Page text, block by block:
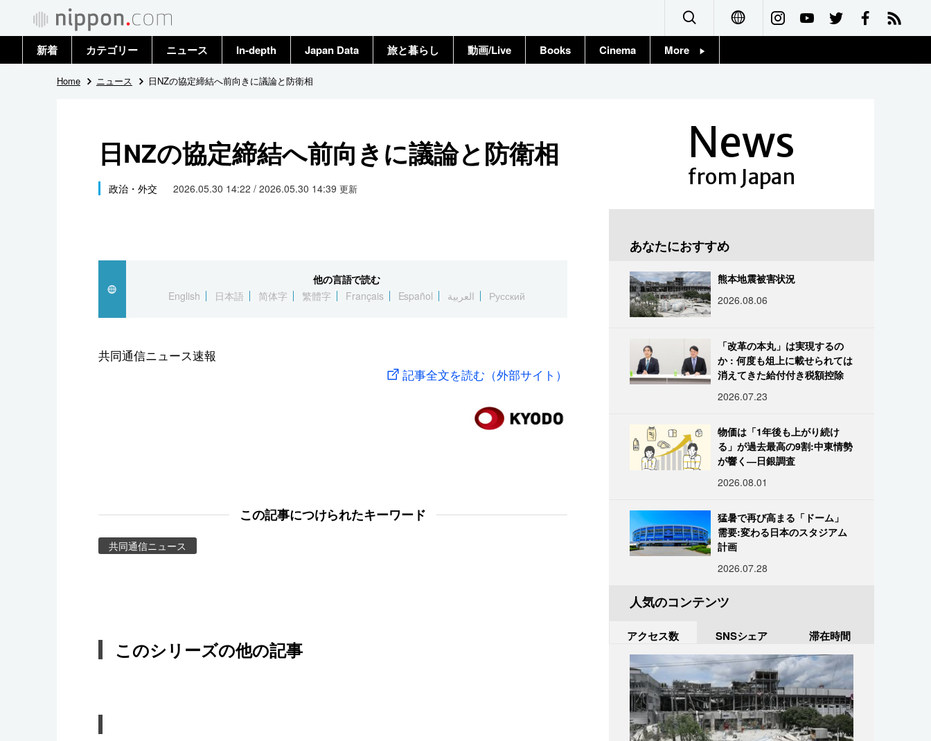
Français
新着 カテゴリー
政治・外交
国際
科学・技術
暮らし
ニュース
トップ
In-depth Japan Data 旅と暮らし 動画/Live Books Cinema More
Home ニュース 日NZの協定締結へ前向きに議論と防衛相
日NZの協定締結へ前向きに議論と防衛相
政治・外交 2026.05.30 14:22 / 2026.05.30 14:39 更新
他の言語で読む
English
日本語 简体字 繁體字 Français Español العربية Русский
共同通信ニュース速報
記事全文を読む（外部サイト）
この記事につけられたキーワード
共同通信ニュース
このシリーズの他の記事
News
from Japan
あなたにおすすめ
熊本地震被害状況
2026.08.06
「改革の本丸」は実現するの
か : 何度も俎上に載せられては
消えてきた給付付き税額控除
2026.07.23
物価は「1年後も上がり続け
る」が過去最高の9割:中東情勢
が響く―日銀調査
2026.08.01
猛暑で再び高まる「ドーム」
需要:変わる日本のスタジアム
計画
2026.07.28
人気のコンテンツ
アクセス数 SNSシェア 滞在時間